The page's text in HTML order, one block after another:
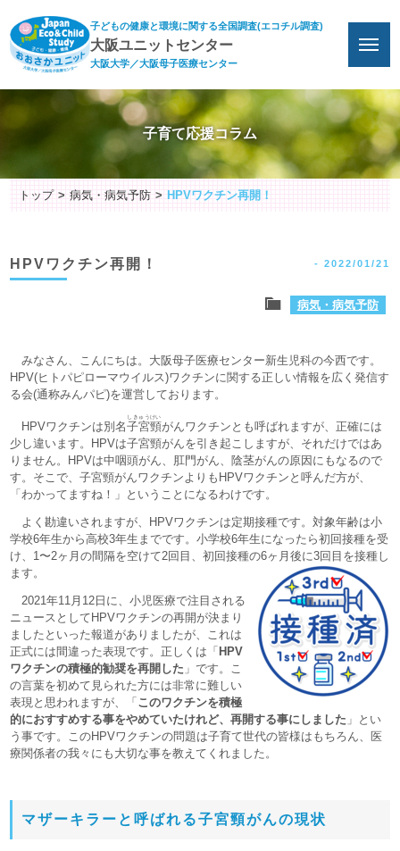
子どもの健康と環境に関する全国調査(エコチル調査)
大阪ユニットセンター
大阪大学／大阪母子医療センター
子育て応援コラム
トップ 病気・病気予防 HPVワクチン再開！
HPVワクチン再開！ - 2022/01/21
病気・病気予防
みなさん、こんにちは。大阪母子医療センター新生児科の今西です。
HPV(ヒトパピローマウイルス)ワクチンに関する正しい情報を広く発信す
る会(通称みんパピ)を運営しております。
HPVワクチンは別名子宮頸
しきゅうけい
がんワクチンとも呼ばれますが、正確には
少し違います。HPVは子宮頸がんを引き起こしますが、それだけではあ
りません。HPVは中咽頭がん、肛門がん、陰茎がんの原因にもなるので
す。そこで、子宮頸がんワクチンよりもHPVワクチンと呼んだ方が、
「わかってますね！」ということになるわけです。
よく勘違いされますが、HPVワクチンは定期接種です。対象年齢は小
学校6年生から高校3年生までです。小学校6年生になったら初回接種を受
け、1〜2ヶ月の間隔を空けて2回目、初回接種の6ヶ月後に3回目を接種し
ます。
2021年11月12日に、小児医療で注目される
ニュースとしてHPVワクチンの再開が決まり
ましたといった報道がありましたが、これは
正式には間違った表現です。正しくは「 HPV
ワクチンの積極的勧奨を再開した 」です。こ
の言葉を初めて見られた方には非常に難しい
表現と思われますが、「 このワクチンを積極
的におすすめする事をやめていたけれど、再開する事にしました 」とい
う事です。このHPVワクチンの問題は子育て世代の皆様はもちろん、医
療関係者の我々にも大切な事を教えてくれました。
マザーキラーと呼ばれる子宮頸がんの現状